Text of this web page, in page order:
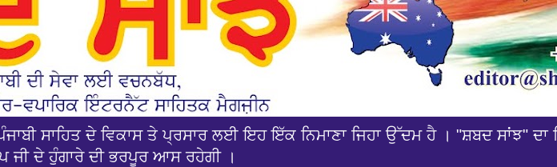
ਸਾਹਿਤ ਦੇ ਵਿਕਾਸ ਤੇ ਪ੍ਰਸਾਰ ਲਈ ਇਹ ਇੱਕ ਨਿਮਾਣਾ ਜਿਹਾ ਉੱਦਮ ਹੈ । "ਸ਼ਬਦ ਸਾਂਝ" ਦਾ
ਜੀ ਦੇ ਹੁੰਗਾਰੇ ਦੀ ਭਰਪੂਰ ਆਸ ਰਹੇਗੀ ।